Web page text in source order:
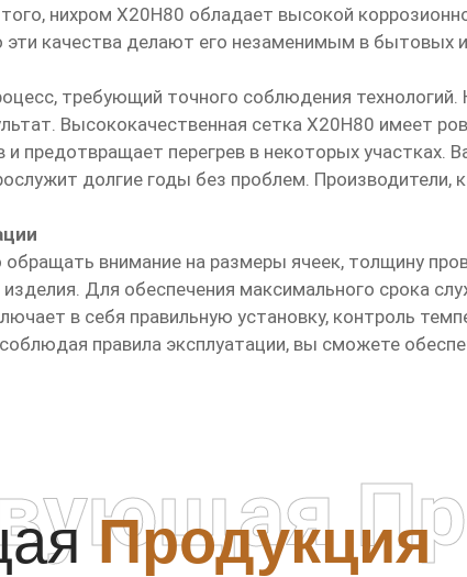
нихром Х20Н80 обладает высокой
качества делают его незаменимым в бытовых
требующий точного соблюдения технологий.
Высококачественная сетка Х20Н80 имеет
предотвращает перегрев в некоторых участках.
долгие годы без проблем. Производители,
внимание на размеры ячеек, толщину
Для обеспечения максимального срока
в себя правильную установку, контроль
правила эксплуатации, вы сможете
Продукция